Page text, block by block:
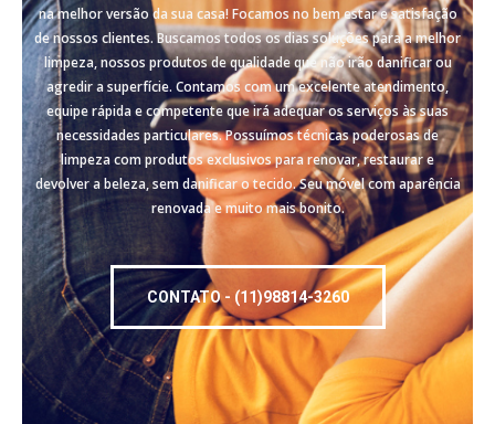
na melhor versão da sua casa! Focamos no bem estar e satisfação
de nossos clientes. Buscamos todos os dias soluções para a melhor
limpeza, nossos produtos de qualidade que não irão danificar ou
agredir a superfície. Contamos com um excelente atendimento,
equipe rápida e competente que irá adequar os serviços às suas
necessidades particulares. Possuímos técnicas poderosas de
limpeza com produtos exclusivos para renovar, restaurar e
devolver a beleza, sem danificar o tecido. Seu móvel com aparência
renovada e muito mais bonito.
CONTATO - (11)98814-3260